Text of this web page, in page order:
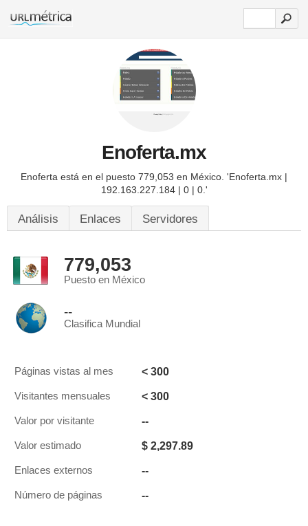
Enoferta.mx
Enoferta está en el puesto 779,053 en México. 'Enoferta.mx |
192.163.227.184 | 0 | 0.'
Análisis Enlaces Servidores
779,053
Puesto en México
--
Clasifica Mundial
Páginas vistas al mes < 300
Visitantes mensuales < 300
Valor por visitante --
Valor estimado $ 2,297.89
Enlaces externos --
Número de páginas --